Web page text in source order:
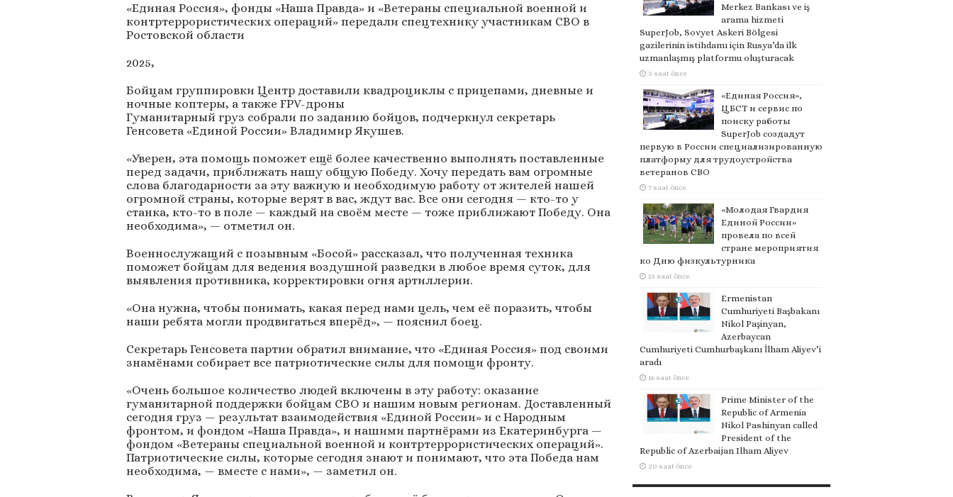
«Единая Россия», фонды «Наша Правда» и «Ветераны специальной военной и
контртеррористических операций» передали спецтехнику участникам СВО в
Ростовской области
2025,
Бойцам группировки Центр доставили квадроциклы с прицепами, дневные и
ночные коптеры, а также FPV-дроны
Гуманитарный груз собрали по заданию бойцов, подчеркнул секретарь
Генсовета «Единой России» Владимир Якушев.
«Уверен, эта помощь поможет ещё более качественно выполнять поставленные
перед задачи, приближать нашу общую Победу. Хочу передать вам огромные
слова благодарности за эту важную и необходимую работу от жителей нашей
огромной страны, которые верят в вас, ждут вас. Все они сегодня — кто-то у
станка, кто-то в поле — каждый на своём месте — тоже приближают Победу. Она
необходима», — отметил он.
Военнослужащий с позывным «Босой» рассказал, что полученная техника
поможет бойцам для ведения воздушной разведки в любое время суток, для
выявления противника, корректировки огня артиллерии.
«Она нужна, чтобы понимать, какая перед нами цель, чем её поразить, чтобы
наши ребята могли продвигаться вперёд», — пояснил боец.
Секретарь Генсовета партии обратил внимание, что «Единая Россия» под своими
знамёнами собирает все патриотические силы для помощи фронту.
«Очень большое количество людей включены в эту работу: оказание
гуманитарной поддержки бойцам СВО и нашим новым регионам. Доставленный
сегодня груз — результат взаимодействия «Единой России» и с Народным
фронтом, и фондом «Наша Правда», и нашими партнёрами из Екатеринбурга —
фондом «Ветераны специальной военной и контртеррористических операций».
Патриотические силы, которые сегодня знают и понимают, что эта Победа нам
необходима, — вместе с нами», — заметил он.
Merkez Bankası ve iş
arama hizmeti
SuperJob, Sovyet Askeri Bölgesi
gazilerinin istihdamı için Rusya’da ilk
uzmanlaşmış platformu oluşturacak
3 saat önce
«Единая Россия»,
ЦБСТ и сервис по
поиску работы
SuperJob создадут
первую в России специализированную
платформу для трудоустройства
ветеранов СВО
7 saat önce
«Молодая Гвардия
Единой России»
провела по всей
стране мероприятия
ко Дню физкультурника
13 saat önce
Ermenistan
Cumhuriyeti Başbakanı
Nikol Paşinyan,
Azerbaycan
Cumhuriyeti Cumhurbaşkanı İlham Aliyev’i
aradı
16 saat önce
Prime Minister of the
Republic of Armenia
Nikol Pashinyan called
President of the
Republic of Azerbaijan Ilham Aliyev
20 saat önce